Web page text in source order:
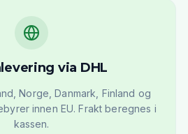
via DHL
Norge, Danmark, Finland og
innen EU. Frakt beregnes i
kassen.